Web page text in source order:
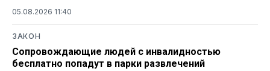
05.08.2026 11:40
ЗАКОН
Сопровождающие людей с инвалидностью
бесплатно попадут в парки развлечений